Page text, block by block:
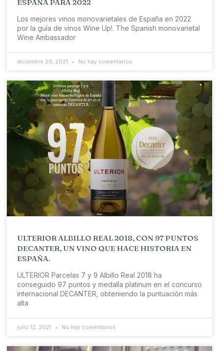
ESPAÑA PARA 2022
Los mejores vinos monovarietales de España en 2022
por la guía de vinos Wine Up!. The Spanish monovarietal
Wine Ambassador
diciembre 29, 2021 No hay comentarios
ULTERIOR ALBILLO REAL 2018, CON 97 PUNTOS
DECANTER, UN VINO QUE HACE HISTORIA EN
ESPAÑA.
ULTERIOR Parcelas 7 y 9 Albillo Real 2018 ha
conseguido 97 puntos y medalla platinum en el concurso
internacional DECANTER, obteniendo la puntuación más
alta
julio 12, 2021 No hay comentarios